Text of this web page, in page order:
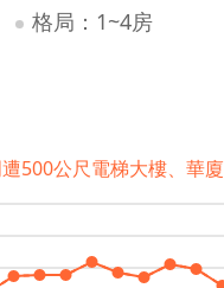
格局：1~4房
500公尺電梯大樓、華廈